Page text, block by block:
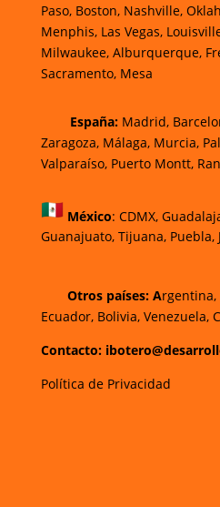
Paso, Boston, Nashville,
Menphis, Las Vegas,
Milwaukee, Alburquerque,
Sacramento, Mesa
España: Madrid,
Zaragoza, Málaga, Murcia,
Valparaíso, Puerto Montt,
México: CDMX,
Guanajuato, Tijuana, Puebla,
Otros países: Argentina,
Ecuador, Bolivia, Venezuela,
Contacto:
Política de Privacidad